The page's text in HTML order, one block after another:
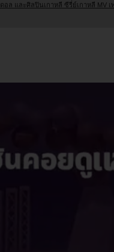
ดอล และศิลปินเกาหลี ซีรี่ย์เกาหลี MV